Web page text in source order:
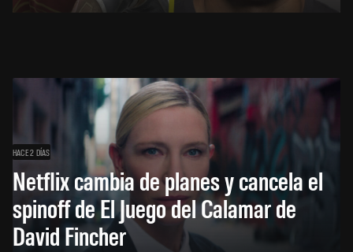
HACE 2 DÍAS
Netflix cambia de planes y cancela el
spinoff de El Juego del Calamar de
David Fincher